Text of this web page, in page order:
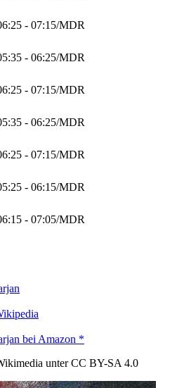
- 07:15/MDR
- 06:25/MDR
- 07:15/MDR
- 06:25/MDR
- 07:15/MDR
- 06:15/MDR
- 07:05/MDR
bei Amazon *
unter CC BY-SA 4.0